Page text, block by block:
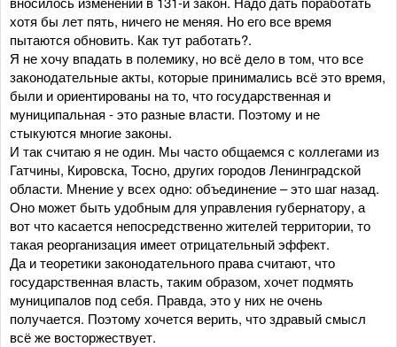
хотя бы лет пять, ничего не меняя. Но его все время
пытаются обновить. Как тут работать?.
Я не хочу впадать в полемику, но всё дело в том, что все
законодательные акты, которые принимались всё это время,
были и ориентированы на то, что государственная и
муниципальная - это разные власти. Поэтому и не
стыкуются многие законы.
И так считаю я не один. Мы часто общаемся с коллегами из
Гатчины, Кировска, Тосно, других городов Ленинградской
области. Мнение у всех одно: объединение – это шаг назад.
Оно может быть удобным для управления губернатору, а
вот что касается непосредственно жителей территории, то
такая реорганизация имеет отрицательный эффект.
Да и теоретики законодательного права считают, что
государственная власть, таким образом, хочет подмять
муниципалов под себя. Правда, это у них не очень
получается. Поэтому хочется верить, что здравый смысл
всё же восторжествует.